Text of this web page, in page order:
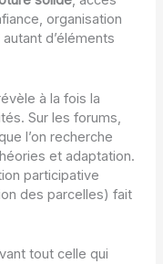
organisation
d’éléments
à la fois la
Sur les forums,
l’on recherche
et adaptation.
participative
des parcelles) fait
tout celle qui